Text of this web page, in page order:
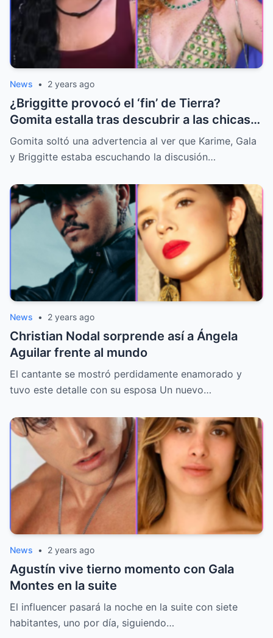
News • 2 years ago
¿Briggitte provocó el ‘fin’ de Tierra?
Gomita estalla tras descubrir a las chicas
de Mar espiando pelea entre su team
Gomita soltó una advertencia al ver que Karime, Gala
y Briggitte estaba escuchando la discusión…
News • 2 years ago
Christian Nodal sorprende así a Ángela
Aguilar frente al mundo
El cantante se mostró perdidamente enamorado y
tuvo este detalle con su esposa Un nuevo…
News • 2 years ago
Agustín vive tierno momento con Gala
Montes en la suite
El influencer pasará la noche en la suite con siete
habitantes, uno por día, siguiendo…